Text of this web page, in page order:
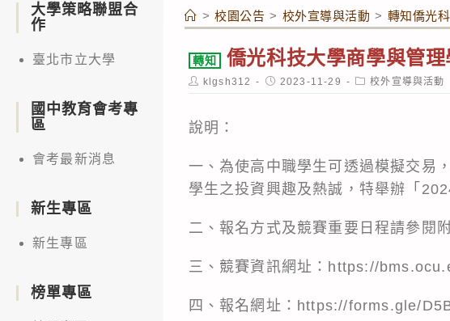
> 校園公告 > 校外宣導與活動 > 轉知僑光
轉知 僑光科技大學商學與管
Post
author:
klgsh312
Post
published:
2023-11-29
Post
category:
校外宣導與活動
說明：
一、為使高中職學生可透過模擬交易
學生之投資興趣及熱誠，特舉辦「
二、報名方式及競賽重要日程請參閱
三、競賽資訊網址：https://
四、報名網址：https://forms.gle/
大學策略聯盟合
作
臺北市立大學
國中教育會考專
區
會考最新消息
新生專區
新生專區
榜單專區